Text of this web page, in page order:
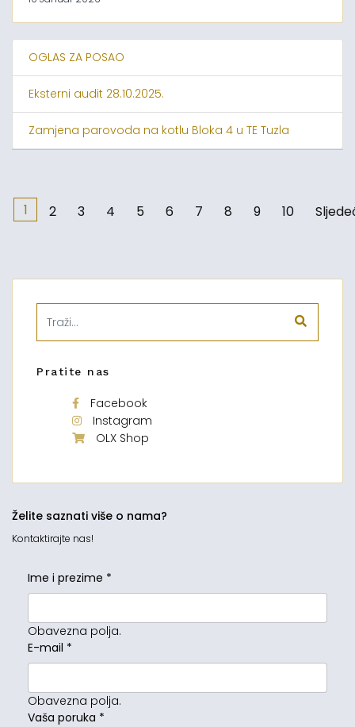
OGLAS ZA POSAO
Eksterni audit 28.10.2025.
Zamjena parovoda na kotlu Bloka 4 u TE Tuzla
1 2 3 4 5 6 7 8 9 10
Pratite nas
Facebook
Instagram
OLX Shop
Želite saznati više o nama?
Kontaktirajte nas!
Ime i prezime *
Obavezna polja.
E-mail *
Obavezna polja.
Vaša poruka *